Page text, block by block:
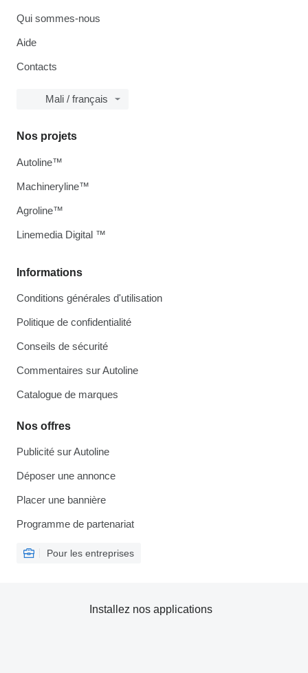
Qui sommes-nous
Aide
Contacts
Mali / français
Informations
Conditions générales d'utilisation
Politique de confidentialité
Conseils de sécurité
Commentaires sur Autoline
Catalogue de marques
Nos offres
Publicité sur Autoline
Déposer une annonce
Placer une bannière
Programme de partenariat
Pour les entreprises
Nos projets
Autoline™
Machineryline™
Agroline™
Linemedia Digital ™
Installez nos applications